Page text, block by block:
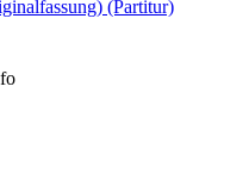
(Partitur)